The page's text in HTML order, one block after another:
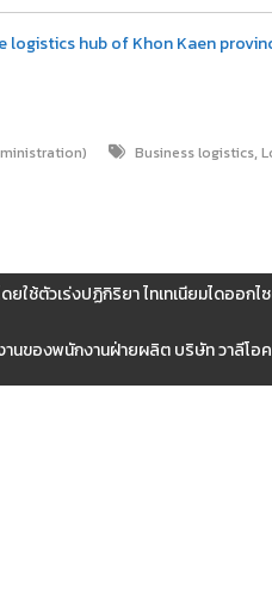
hub of Khon Kaen
Business logistics,
ใช้ตัวเร่งปฏิกิริยา ไทเทเนียมไดออก
นของพนักงานฝ่ายผลิต บริษัท วาลี